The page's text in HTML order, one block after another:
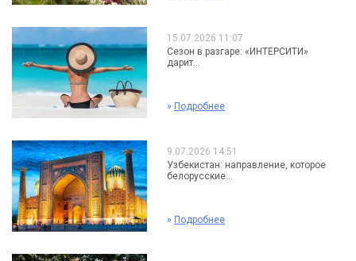
15.07.2026 11:07
Сезон в разгаре: «ИНТЕРСИТИ»
дарит...
» Подробнее
9.07.2026 14:51
Узбекистан: направление, которое
белорусские...
» Подробнее